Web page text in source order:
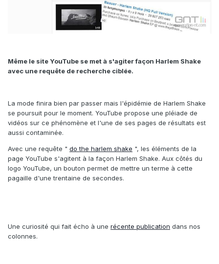
Même le site YouTube se met à s'agiter façon Harlem Shake
avec une requête de recherche ciblée.
La mode finira bien par passer mais l'épidémie de Harlem Shake
se poursuit pour le moment. YouTube propose une pléiade de
vidéos sur ce phénomène et l'une de ses pages de résultats est
aussi contaminée.
Avec une requête " do the harlem shake ", les éléments de la
page YouTube s'agitent à la façon Harlem Shake. Aux côtés du
logo YouTube, un bouton permet de mettre un terme à cette
pagaille d'une trentaine de secondes.
Une curiosité qui fait écho à une récente publication dans nos
colonnes.